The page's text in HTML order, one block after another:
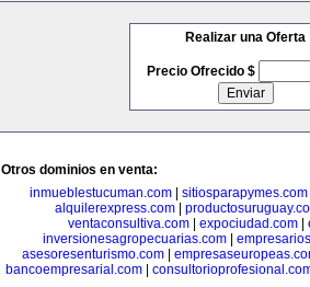
Realizar una Oferta
Precio Ofrecido $
Otros dominios en venta:
inmueblestucuman.com
sitiosparapymes.com
alquilerexpress.com
ventaconsultiva.com
expociudad.com
inversionesagropecuarias.com
asesoresenturismo.com|
bancoempresarial.com